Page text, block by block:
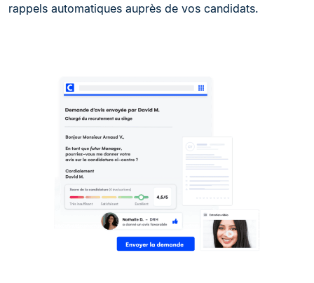
rappels automatiques auprès de vos candidats.